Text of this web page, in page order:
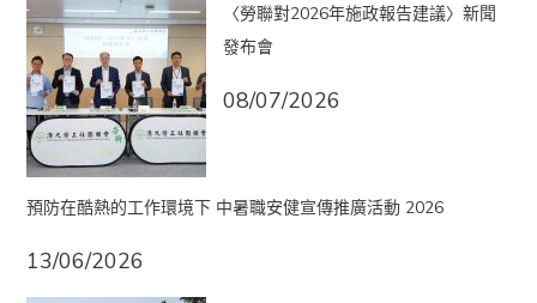
〈勞聯對2026年施政報告建議〉新聞
發布會
08/07/2026
預防在酷熱的工作環境下 中暑職安健宣傳推廣活動 2026
13/06/2026